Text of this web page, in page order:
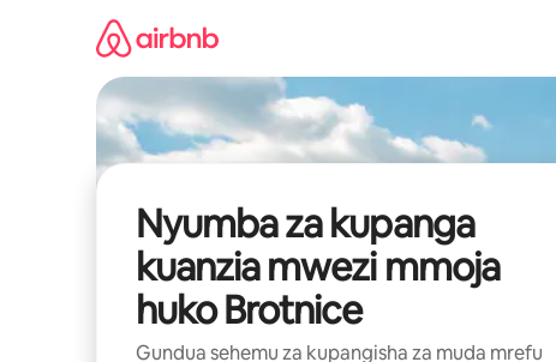
Nyumba za kupanga
kuanzia mwezi mmoja
huko Brotnice
Gundua sehemu za kupangisha za muda mrefu